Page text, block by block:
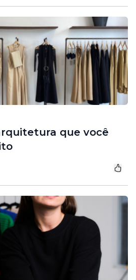
que você